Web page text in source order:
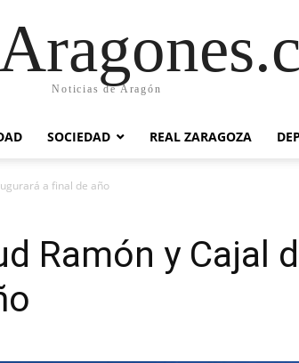
Noticias de Aragón
SOCIEDAD REAL ZARAGOZA
a final de año
Ramón y Cajal